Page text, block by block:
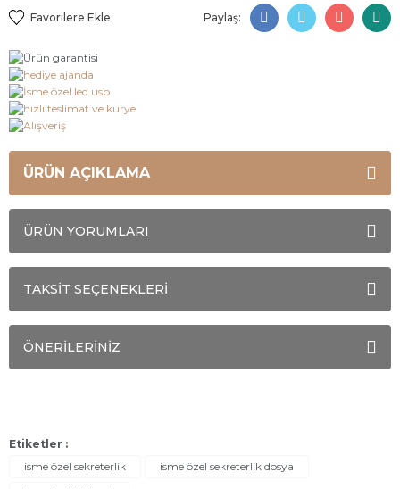
Paylaş:
ÜRÜN AÇIKLAMA
ÜRÜN YORUMLARI
TAKSİT SEÇENEKLERİ
ÖNERİLERİNİZ
Etiketler :
isme özel sekreterlik
isme özel sekreterlik dosya